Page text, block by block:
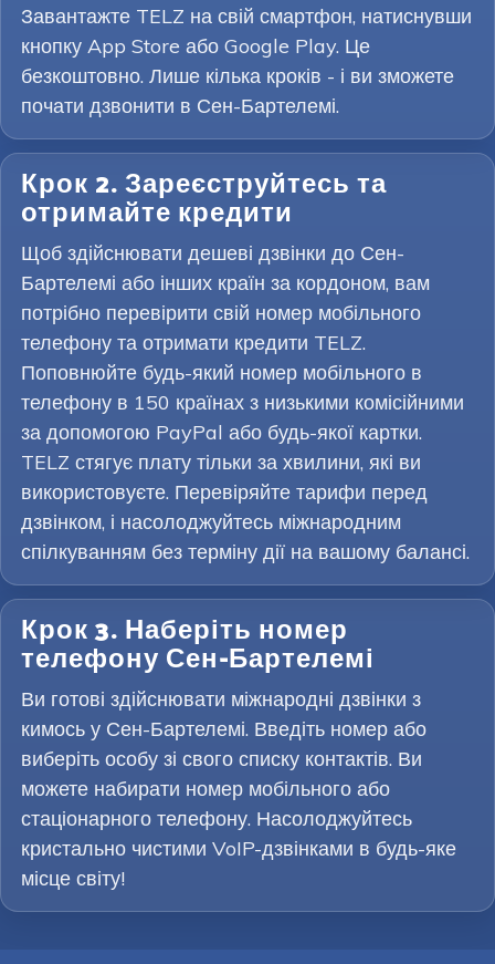
Завантажте TELZ на свій смартфон, натиснувши
кнопку App Store або Google Play. Це
безкоштовно. Лише кілька кроків - і ви зможете
почати дзвонити в Сен-Бартелемі.
Крок 2. Зареєструйтесь та
отримайте кредити
Щоб здійснювати дешеві дзвінки до Сен-
Бартелемі або інших країн за кордоном, вам
потрібно перевірити свій номер мобільного
телефону та отримати кредити TELZ.
Поповнюйте будь-який номер мобільного в
телефону в 150 країнах з низькими комісійними
за допомогою PayPal або будь-якої картки.
TELZ стягує плату тільки за хвилини, які ви
використовуєте. Перевіряйте тарифи перед
дзвінком, і насолоджуйтесь міжнародним
спілкуванням без терміну дії на вашому балансі.
Крок 3. Наберіть номер
телефону Сен-Бартелемі
Ви готові здійснювати міжнародні дзвінки з
кимось у Сен-Бартелемі. Введіть номер або
виберіть особу зі свого списку контактів. Ви
можете набирати номер мобільного або
стаціонарного телефону. Насолоджуйтесь
кристально чистими VoIP-дзвінками в будь-яке
місце світу!